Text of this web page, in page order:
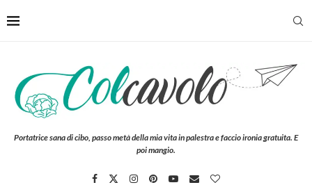
Portatrice sana di cibo, passo metà della mia vita in palestra e faccio ironia gratuita. E
poi mangio.